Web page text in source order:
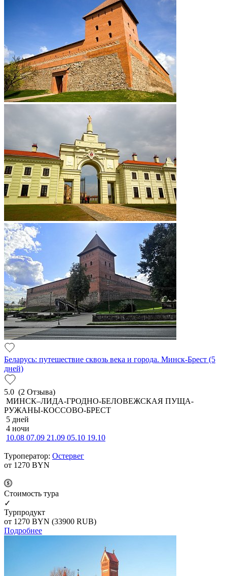
Беларусь: путешествие сквозь века и города. Минск-Брест (5
дней)
5.0 (2 Отзыва)
МИНСК–ЛИДА-ГРОДНО-БЕЛОВЕЖСКАЯ ПУЩА-
РУЖАНЫ-КОССОВО-БРЕСТ
5 дней
4 ночи
10.08 07.09 21.09 05.10 19.10
Туроператор: Остервег
от 1270 BYN
Cтоимость тура
✓
Турпродукт
от 1270 BYN (33900 RUB)
Подробнее